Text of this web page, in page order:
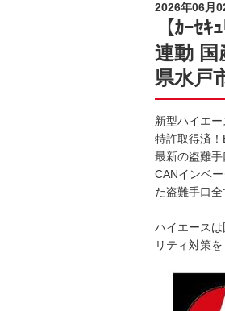
2026年06月
【ｶｰｾ
連動 国
県水戸
新型ハイエ
特許取得済
最新の盗難
CANインベ
た盗難手口全
ハイエース
リティ対策